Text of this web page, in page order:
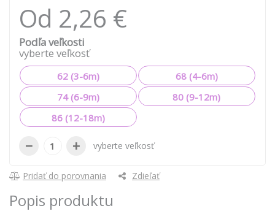
Od 2,26 €
Podľa veľkosti
vyberte veľkosť
62 (3-6m)
68 (4-6m)
74 (6-9m)
80 (9-12m)
86 (12-18m)
− + vyberte veľkosť
Pridať do porovnania Zdieľať
Popis produktu